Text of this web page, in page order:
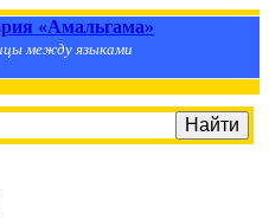
«Амальгама»
между языками